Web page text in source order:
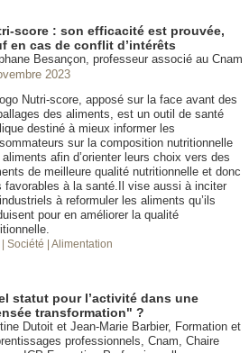
score : son efficacité est prouvée,
en cas de conflit d’intérêts
Besançon, professeur associé au Cnam
2023
Nutri-score, apposé sur la face avant des
des aliments, est un outil de santé
destiné à mieux informer les
sur la composition nutritionnelle
afin d’orienter leurs choix vers des
de meilleure qualité nutritionnelle et donc
favorables à la santé.Il vise aussi à inciter
à reformuler les aliments qu’ils
pour en améliorer la qualité
| Société | Alimentation
statut pour l’activité dans une
transformation" ?
Dutoit et Jean-Marie Barbier, Formation et
professionnels, Cnam, Chaire